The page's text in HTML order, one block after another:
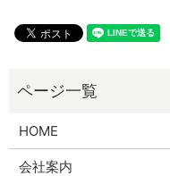
HOME
会社案内